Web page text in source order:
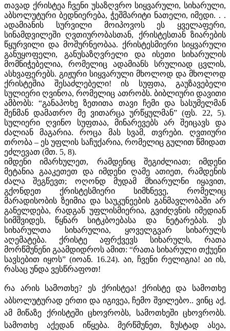
თავად ქრისტეა ჩვენი უსაზღვრო სიყვარული, სიხარული,
აბსოლუტური ბედნიერება, ჭეშმარიტი ნათელი, იმედი. . .
ადამიანის სურვილი მოიპოვოს ეს ყველაფერი,
სინამდვილეში ღვთიურობასთან, ქრისტესთან ზიარების
წყურვილი და მოშურნეობაა. ქრისტესმიერი სიყვარული
განუყოფელი, განუსაზღვრელი და ისეთი სიხარულის
მომნიჭებელია, რომელიც ადამიანს სრულიად ცვლის,
ასხვაფერებს. გიჟური სიყვარული მხოლოდ და მხოლოდ
ქრისტეშია შესაძლებელი! ის სუფთა, გაუზავებელი
სულიერი ღვინოა, რომელიც ათრობს. ბიბლიური დავითი
ამბობს: “განაპოხე ზეთითა თავი ჩემი და სასუმელმან
შენმან დამათრო მე ვითარცა ურწყულმან” (ფს. 22, 5).
სულიერი ღვინო სუფთაა, მინარევებს არ შეიცავს და
ძალიან მაგარია. როცა მას სვამ, თვრები. ღვთიური
თრობა – ეს უფლის საჩუქარია, რომელიც გულით წმიდათ
ეძლევათ (მთ. 5, 8).
იმდენი იმარხულეთ, რამდენიც შეგიძლიათ; იმდენი
მეტანია გააკეთეთ და იმდენი ღამე ათიეთ, რამდენის
ძალა შეგწევთ; ოღონდ მუდამ მხიარულნი იყავით,
გქონდეთ ქრისტესმიერი სიმხნევე, რომელიც
მარადისობის ზეიმია და საუკუნეების განმავლობაში არ
განელდება, რადგან უფლისმიერია, გვიძღვნის იმედიან
სიმშვიდეს, წყნარ სიტკბოებასა და ნეტარებას. ეს
სიხარულთა სიხარულია, ყოველგვარ სიხარულს
აღემატება. ქრისტე აფრქვევს სიხარულს, რათა
მორწმუნენი გაამდიდროს ამით: “რათა სიხარული თქუენი
სავსებით იყოს” (იოან. 16.24). აი, ჩვენი რელიგია! აი ის,
რასაც უნდა ვესწრაფოთ!
რა არის სამოთხე? ეს ქრისტეა! ქრისტე და სამოთხე
აბსოლუტურად ერთი და იგივეა, ჩემო შვილებო.. ვინც აქ,
ამ მიწაზე ქრისტეში ცხოვრობს, სამოთხეში ცხოვრობს.
სამოთხე აქედან იწყება. მერწმუნეთ, ზუსტად ასეა,